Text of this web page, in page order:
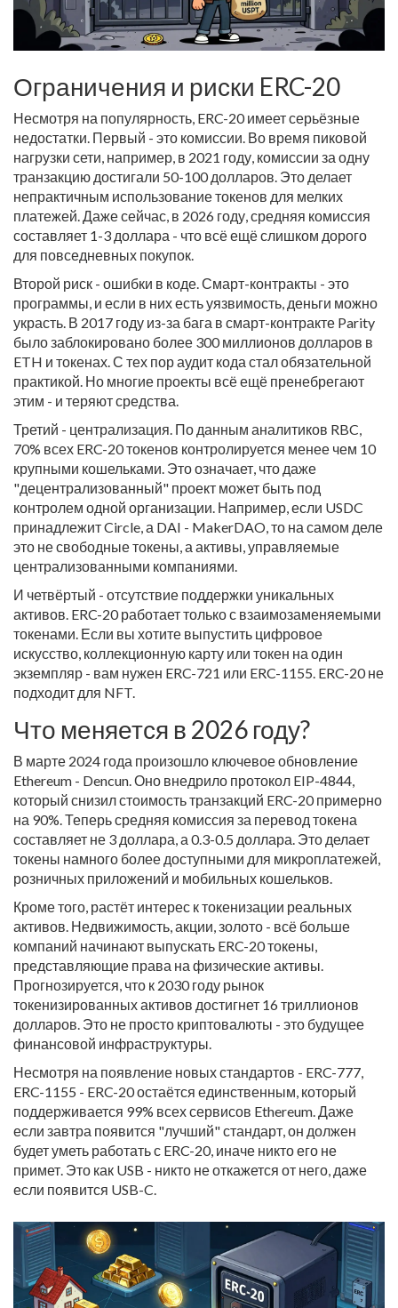
Ограничения и риски ERC-20
Несмотря на популярность, ERC-20 имеет серьёзные
недостатки. Первый - это комиссии. Во время пиковой
нагрузки сети, например, в 2021 году, комиссии за одну
транзакцию достигали 50-100 долларов. Это делает
непрактичным использование токенов для мелких
платежей. Даже сейчас, в 2026 году, средняя комиссия
составляет 1-3 доллара - что всё ещё слишком дорого
для повседневных покупок.
Второй риск - ошибки в коде. Смарт-контракты - это
программы, и если в них есть уязвимость, деньги можно
украсть. В 2017 году из-за бага в смарт-контракте Parity
было заблокировано более 300 миллионов долларов в
ETH и токенах. С тех пор аудит кода стал обязательной
практикой. Но многие проекты всё ещё пренебрегают
этим - и теряют средства.
Третий - централизация. По данным аналитиков RBC,
70% всех ERC-20 токенов контролируется менее чем 10
крупными кошельками. Это означает, что даже
"децентрализованный" проект может быть под
контролем одной организации. Например, если USDC
принадлежит Circle, а DAI - MakerDAO, то на самом деле
это не свободные токены, а активы, управляемые
централизованными компаниями.
И четвёртый - отсутствие поддержки уникальных
активов. ERC-20 работает только с взаимозаменяемыми
токенами. Если вы хотите выпустить цифровое
искусство, коллекционную карту или токен на один
экземпляр - вам нужен ERC-721 или ERC-1155. ERC-20 не
подходит для NFT.
Что меняется в 2026 году?
В марте 2024 года произошло ключевое обновление
Ethereum - Dencun. Оно внедрило протокол EIP-4844,
который снизил стоимость транзакций ERC-20 примерно
на 90%. Теперь средняя комиссия за перевод токена
составляет не 3 доллара, а 0.3-0.5 доллара. Это делает
токены намного более доступными для микроплатежей,
розничных приложений и мобильных кошельков.
Кроме того, растёт интерес к токенизации реальных
активов. Недвижимость, акции, золото - всё больше
компаний начинают выпускать ERC-20 токены,
представляющие права на физические активы.
Прогнозируется, что к 2030 году рынок
токенизированных активов достигнет 16 триллионов
долларов. Это не просто криптовалюты - это будущее
финансовой инфраструктуры.
Несмотря на появление новых стандартов - ERC-777,
ERC-1155 - ERC-20 остаётся единственным, который
поддерживается 99% всех сервисов Ethereum. Даже
если завтра появится "лучший" стандарт, он должен
будет уметь работать с ERC-20, иначе никто его не
примет. Это как USB - никто не откажется от него, даже
если появится USB-C.